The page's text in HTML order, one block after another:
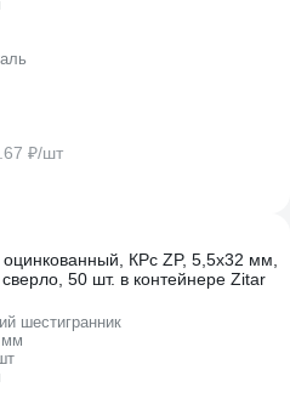
₽/шт
КРс ZP, 5,5х32 мм,
50 шт. в контейнере Zitar
шестигранник
мм